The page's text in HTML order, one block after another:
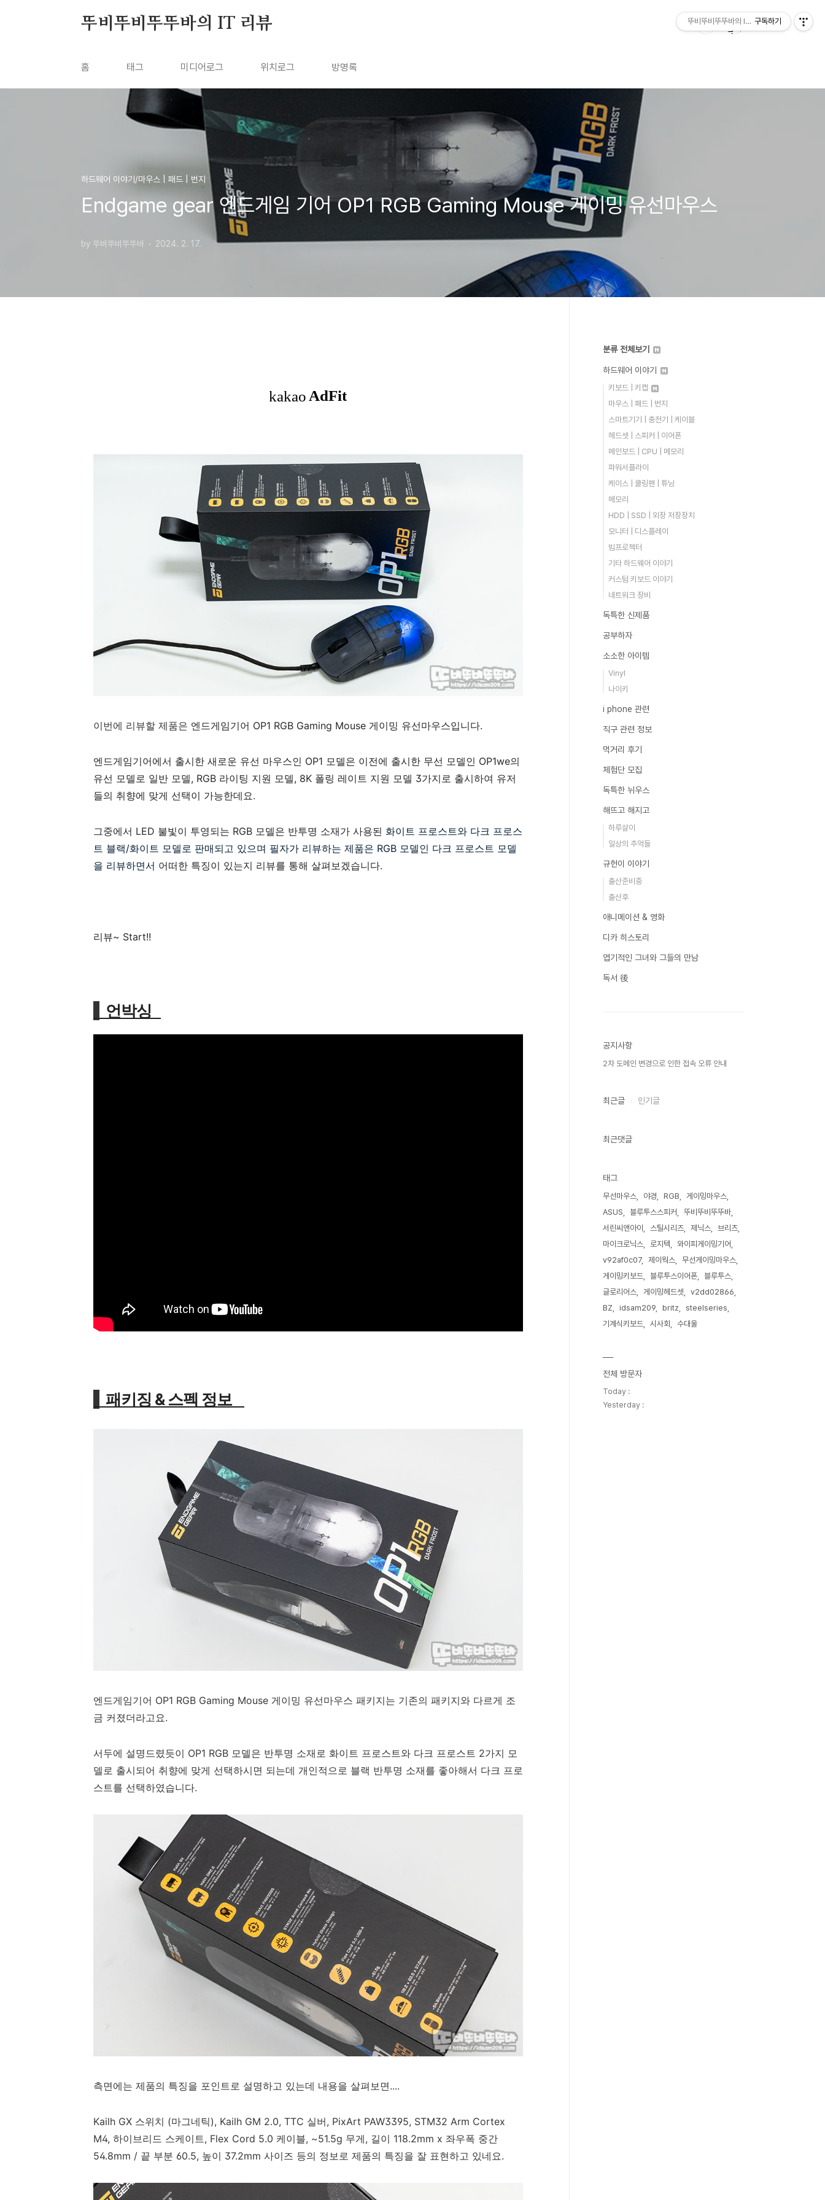
뚜비뚜비뚜뚜바의 IT 리뷰
홈 태그 미디어로그 위치로그 방명록
하드웨어 이야기/마우스 | 패드 | 번지
Endgame gear 엔드게임 기어 OP1 RGB Gaming Mouse 게이밍 유선마우스
by 뚜비뚜비뚜뚜바 2024. 2. 17.
이번에 리뷰할 제품은 엔드게임기어 OP1 RGB Gaming Mouse 게이밍 유선마우스입니다.
엔드게임기어에서 출시한 새로운 유선 마우스인 OP1 모델은 이전에 출시한 무선 모델인 OP1we의
유선 모델로 일반 모델, RGB 라이팅 지원 모델, 8K 폴링 레이트 지원 모델 3가지로 출시하여 유저
들의 취향에 맞게 선택이 가능한데요.
그중에서 LED 불빛이 투영되는 RGB 모델은 반투명 소재가 사용된 화이트 프로스트와 다크 프로스
트 블랙/화이트 모델로 판매되고 있으며 필자가 리뷰하는 제품은 RGB 모델인 다크 프로스트 모델
을 리뷰하면서 어떠한 특징이 있는지 리뷰를 통해 살펴보겠습니다.
리뷰~ Start!!
언박싱
패키징 & 스펙 정보
엔드게임기어 OP1 RGB Gaming Mouse 게이밍 유선마우스 패키지는 기존의 패키지와 다르게 조
금 커졌더라고요.
서두에 설명드렸듯이 OP1 RGB 모델은 반투명 소재로 화이트 프로스트와 다크 프로스트 2가지 모
델로 출시되어 취향에 맞게 선택하시면 되는데 개인적으로 블랙 반투명 소재를 좋아해서 다크 프로
스트를 선택하였습니다.
측면에는 제품의 특징을 포인트로 설명하고 있는데 내용을 살펴보면....
Kailh GX 스위치 (마그네틱), Kailh GM 2.0, TTC 실버, PixArt PAW3395, STM32 Arm Cortex
M4, 하이브리드 스케이트, Flex Cord 5.0 케이블, ~51.5g 무게, 길이 118.2mm x 좌우폭 중간
54.8mm / 끝 부분 60.5, 높이 37.2mm 사이즈 등의 정보로 제품의 특징을 잘 표현하고 있네요.
분류 전체보기
하드웨어 이야기
키보드 | 키캡
마우스 | 패드 | 번지
스마트기기 | 충전기 | 케이블
헤드셋 | 스피커 | 이어폰
메인보드 | CPU | 메모리
파워서플라이
케이스 | 쿨링팬 | 튜닝
메모리
HDD | SSD | 외장 저장장치
모니터 | 디스플레이
빔프로젝터
기타 하드웨어 이야기
커스텀 키보드 이야기
네트워크 장비
독특한 신제품
공부하자
소소한 아이템
Vinyl
나이키
i phone 관련
직구 관련 정보
먹거리 후기
체험단 모집
독특한 뉘우스
해뜨고 해지고
하루살이
일상의 추억들
규헌이 이야기
출산준비중
출산후
애니메이션 & 영화
디카 히스토리
엽기적인 그녀와 그들의 만남
독서 後
공지사항
2차 도메인 변경으로 인한 접속 오류 안내
최근글 인기글
최근댓글
태그
무선마우스 야경 RGB
게이밍마우스
ASUS
블루투스스피커
뚜비뚜비뚜뚜바
서린씨앤아이
스틸시리즈 제닉스
브리츠
마이크로닉스
로지텍
와이피게이밍기어
v92af0c07
제이웍스
무선게이밍마우스
게이밍키보드
블루투스이어폰
블루투스
글로리어스
게이밍헤드셋
v2dd02866
BZ
idsam209 britz
steelseries
기계식키보드
시사회 수대울
전체 방문자
Today :
Yesterday :
뚜비뚜비뚜뚜바의 IT 리뷰구독하기